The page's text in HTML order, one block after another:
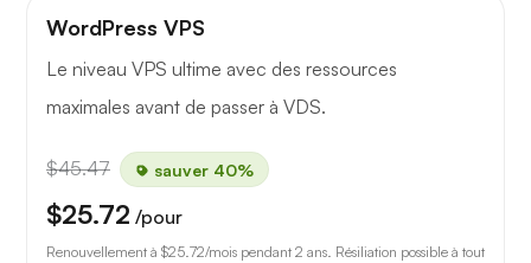
WordPress VPS
Le niveau VPS ultime avec des ressources
maximales avant de passer à VDS.
$45.47 sauver 40%
$25.72 /pour
Renouvellement à $25.72/mois pendant 2 ans. Résiliation possible à tout